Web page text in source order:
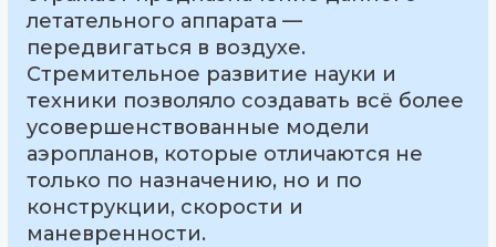
летательного аппарата —
передвигаться в воздухе.
Стремительное развитие науки и
техники позволяло создавать всё более
усовершенствованные модели
аэропланов, которые отличаются не
только по назначению, но и по
конструкции, скорости и
маневренности.